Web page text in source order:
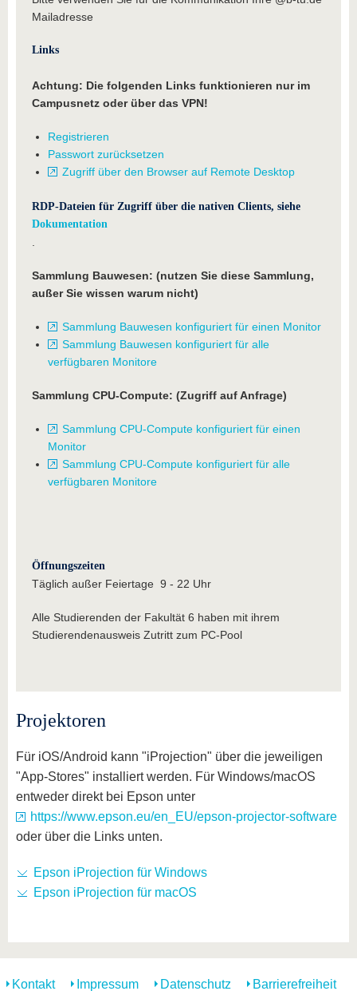
Mailadresse
Links
Achtung: Die folgenden Links funktionieren nur im
Campusnetz oder über das VPN!
Registrieren
Passwort zurücksetzen
Zugriff über den Browser auf Remote Desktop
RDP-Dateien für Zugriff über die nativen Clients, siehe
Dokumentation
Sammlung Bauwesen: (nutzen Sie diese Sammlung,
außer Sie wissen warum nicht)
Sammlung Bauwesen konfiguriert für einen Monitor
Sammlung Bauwesen konfiguriert für alle
verfügbaren Monitore
Sammlung CPU-Compute: (Zugriff auf Anfrage)
Sammlung CPU-Compute konfiguriert für einen
Monitor
Sammlung CPU-Compute konfiguriert für alle
verfügbaren Monitore
Öffnungszeiten
Täglich außer Feiertage 9 - 22 Uhr
Alle Studierenden der Fakultät 6 haben mit ihrem
Studierendenausweis Zutritt zum PC-Pool
Projektoren
Für iOS/Android kann "iProjection" über die jeweiligen
"App-Stores" installiert werden. Für Windows/macOS
entweder direkt bei Epson unter
https://www.epson.eu/en_EU/epson-projector-software
oder über die Links unten.
Epson iProjection für Windows
Epson iProjection für macOS
Kontakt Impressum Datenschutz Barrierefreiheit